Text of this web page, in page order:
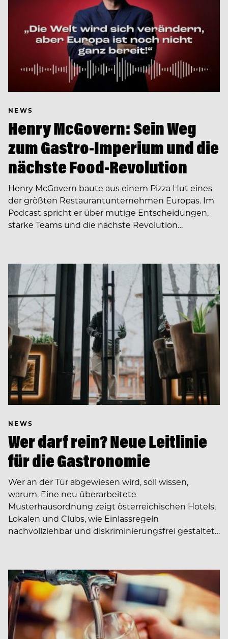
NEWS
Henry McGovern: Sein Weg
zum Gastro-Imperium und die
nächste Food-Revolution
Henry McGovern baute aus einem Pizza Hut eines
der größten Restaurantunternehmen Europas. Im
Podcast spricht er über mutige Entscheidungen,
starke Teams und die nächste Revolution…
NEWS
Wer darf rein? Neue Leitlinie
für die Gastronomie
Wer an der Tür abgewiesen wird, soll wissen,
warum. Eine neu überarbeitete
Musterhausordnung zeigt österreichischen Hotels,
Lokalen und Clubs, wie Einlassregeln
nachvollziehbar und diskriminierungsfrei gestaltet…